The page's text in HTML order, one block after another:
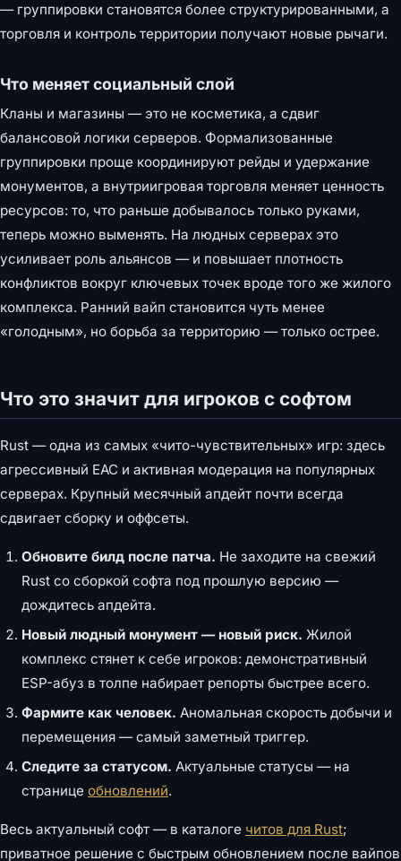
— группировки становятся более структурированными, а
торговля и контроль территории получают новые рычаги.
Что меняет социальный слой
Кланы и магазины — это не косметика, а сдвиг
балансовой логики серверов. Формализованные
группировки проще координируют рейды и удержание
монументов, а внутриигровая торговля меняет ценность
ресурсов: то, что раньше добывалось только руками,
теперь можно выменять. На людных серверах это
усиливает роль альянсов — и повышает плотность
конфликтов вокруг ключевых точек вроде того же жилого
комплекса. Ранний вайп становится чуть менее
«голодным», но борьба за территорию — только острее.
Что это значит для игроков с софтом
Rust — одна из самых «чито-чувствительных» игр: здесь
агрессивный EAC и активная модерация на популярных
серверах. Крупный месячный апдейт почти всегда
сдвигает сборку и оффсеты.
Обновите билд после патча. Не заходите на свежий
Rust со сборкой софта под прошлую версию —
дождитесь апдейта.
Новый людный монумент — новый риск. Жилой
комплекс стянет к себе игроков: демонстративный
ESP-абуз в толпе набирает репорты быстрее всего.
Фармите как человек. Аномальная скорость добычи и
перемещения — самый заметный триггер.
Следите за статусом. Актуальные статусы — на
странице обновлений.
Весь актуальный софт — в каталоге читов для Rust;
приватное решение с быстрым обновлением после вайпов